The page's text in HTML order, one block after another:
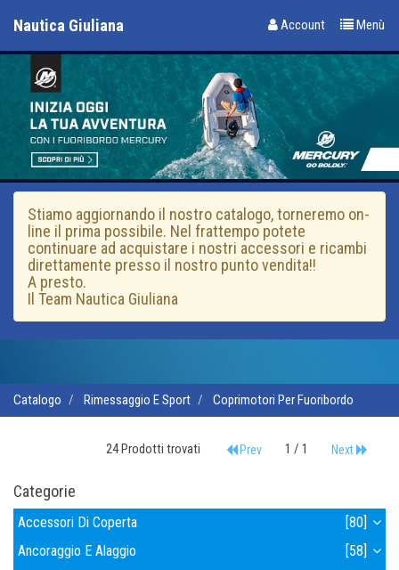
Menù
Account
Nautica Giuliana
Stiamo aggiornando il nostro catalogo, torneremo on-
line il prima possibile. Nel frattempo potete
continuare ad acquistare i nostri accessori e ricambi
direttamente presso il nostro punto vendita!!
A presto.
Il Team Nautica Giuliana
Catalogo Rimessaggio E Sport Coprimotori Per Fuoribordo
24 Prodotti trovati Prev 1 / 1 Next
Categorie
Accessori Di Coperta
[80]
Ancoraggio E Alaggio
[58]